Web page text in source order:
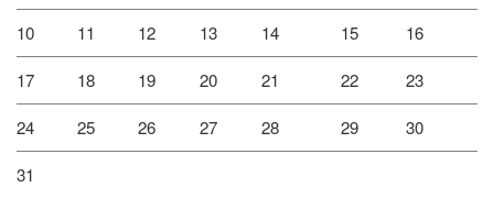
10 11 12 13 14 15 16
17 18 19 20 21 22 23
24 25 26 27 28 29 30
31